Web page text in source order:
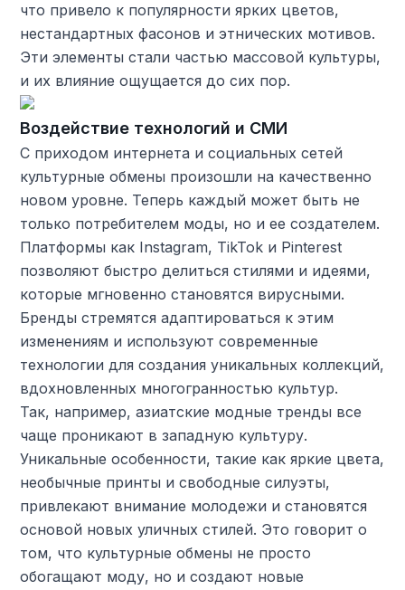
что привело к популярности ярких цветов,
нестандартных фасонов и этнических мотивов.
Эти элементы стали частью массовой культуры,
и их влияние ощущается до сих пор.
Воздействие технологий и СМИ
С приходом интернета и социальных сетей
культурные обмены произошли на качественно
новом уровне. Теперь каждый может быть не
только потребителем моды, но и ее создателем.
Платформы как Instagram, TikTok и Pinterest
позволяют быстро делиться стилями и идеями,
которые мгновенно становятся вирусными.
Бренды стремятся адаптироваться к этим
изменениям и используют современные
технологии для создания уникальных коллекций,
вдохновленных многогранностью культур.
Так, например, азиатские модные тренды все
чаще проникают в западную культуру.
Уникальные особенности, такие как яркие цвета,
необычные принты и свободные силуэты,
привлекают внимание молодежи и становятся
основой новых уличных стилей. Это говорит о
том, что культурные обмены не просто
обогащают моду, но и создают новые